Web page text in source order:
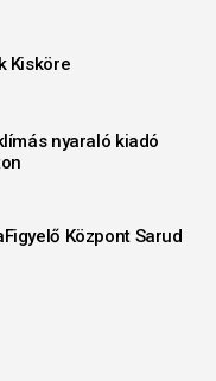
Kisköre
nyaraló kiadó
Központ Sarud